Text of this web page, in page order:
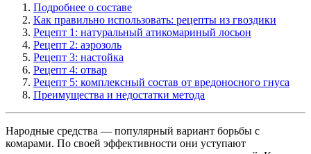
Подробнее о составе
Как правильно использовать: рецепты из гвоздики
Рецепт 1: натуральный атикомариный лосьон
Рецепт 2: аэрозоль
Рецепт 3: настойка
Рецепт 4: отвар
Рецепт 5: комплексный состав от вредоносного гнуса
Преимущества и недостатки метода
Народные средства — популярный вариант борьбы с
комарами. По своей эффективности они уступают